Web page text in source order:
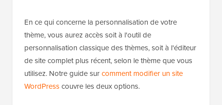
En ce qui concerne la personnalisation de votre
thème, vous aurez accès soit à l'outil de
personnalisation classique des thèmes, soit à l'éditeur
de site complet plus récent, selon le thème que vous
utilisez. Notre guide surcomment modifier un site
WordPresscouvre les deux options.